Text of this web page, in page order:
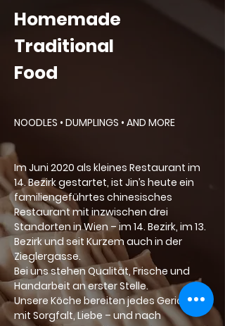
Homemade
Traditional
Food
NOODLES • DUMPLINGS • AND MORE
Im Juni 2020 als kleines Restaurant im
14. Bezirk gestartet, ist Jin’s heute ein
familiengeführtes chinesisches
Restaurant mit inzwischen drei
Standorten in Wien – im 14. Bezirk, im 13.
Bezirk und seit Kurzem auch in der
Zieglergasse.
Bei uns stehen Qualität, Frische und
Handarbeit an erster Stelle.
Unsere Köche bereiten jedes Gericht
mit Sorgfalt, Liebe – und nach